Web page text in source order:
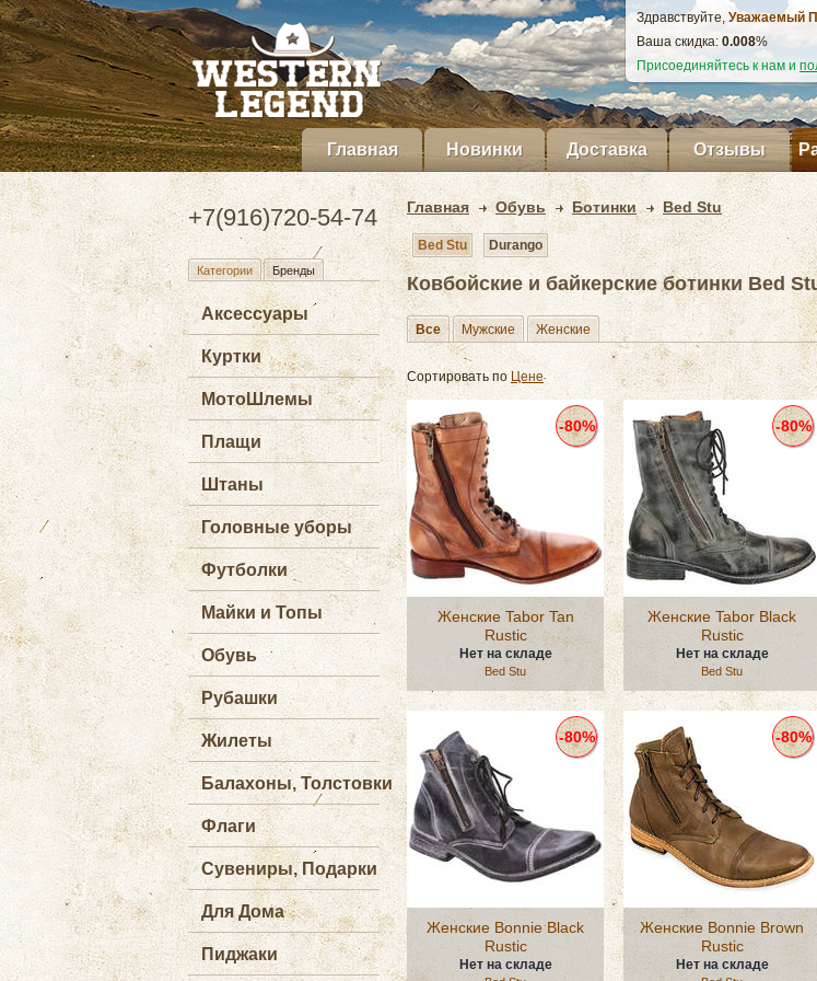
Здравствуйте, Уважаемый
Ваша скидка: 0.009%
Присоединяйтесь к нам и
Главная Новинки Доставка Отзывы
+7(916)720-54-74
Категории Бренды
Аксессуары
Куртки
МотоШлемы
Плащи
Штаны
Головные уборы
Футболки
Майки и Топы
Обувь
Рубашки
Жилеты
Балахоны, Толстовки
Флаги
Сувениры, Подарки
Для Дома
Пиджаки
Главная Обувь Ботинки Bed Stu
Bed Stu Durango
Ковбойские и байкерские ботинки Bed
Все Мужские Женские
Сортировать по Цене
Женские Tabor Tan
Rustic
Нет на складе
Bed Stu
-80%
Женские Tabor Black
Rustic
Нет на складе
Bed Stu
-80%
Женские Bonnie Black
Rustic
Нет на складе
-80%
Женские Bonnie Brown
Rustic
Нет на складе
-80%